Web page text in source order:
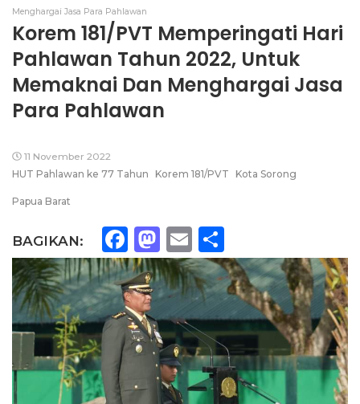
Menghargai Jasa Para Pahlawan
Korem 181/PVT Memperingati Hari
Pahlawan Tahun 2022, Untuk
Memaknai Dan Menghargai Jasa
Para Pahlawan
11 November 2022
HUT Pahlawan ke 77 Tahun
Korem 181/PVT Kota Sorong
Papua Barat
BAGIKAN: Facebook
Mastodon
Email